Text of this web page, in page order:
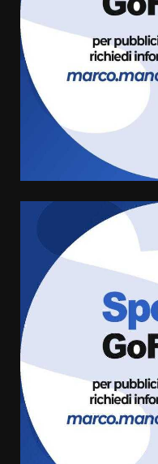
Carta
di
6
6
Cura
6
7
La
“I
Banda”